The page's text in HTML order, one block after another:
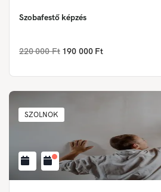
Szobafestő képzés
220 000 Ft 190 000 Ft
SZOLNOK